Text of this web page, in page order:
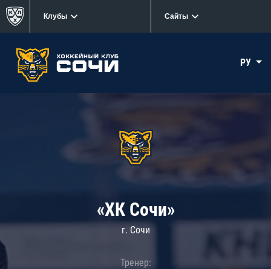
Клубы Сайты
РУ
«ХК Сочи»
г. Сочи
Тренер: